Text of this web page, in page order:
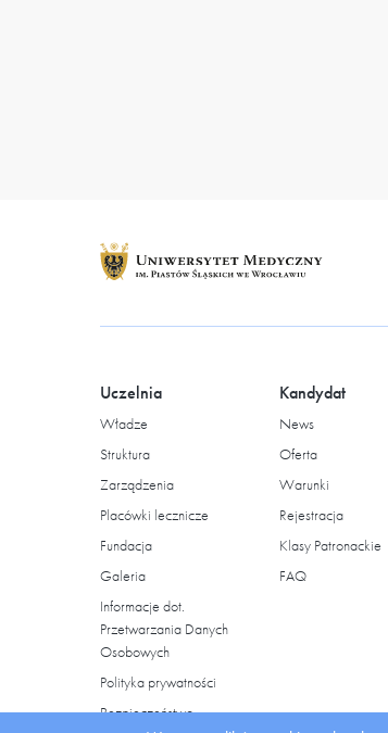
Uczelnia
Władze
Struktura
Zarządzenia
Placówki lecznicze
Fundacja
Galeria
Informacje dot.
Przetwarzania Danych
Osobowych
Polityka prywatności
Bezpieczeństwo
Kandydat
News
Oferta
Warunki
Rejestracja
Klasy Patronackie
FAQ